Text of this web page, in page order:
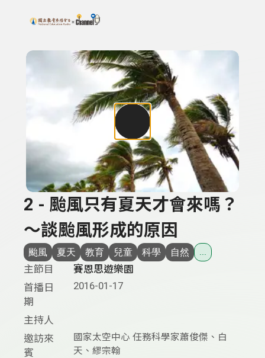
上方功能區塊
搜尋關鍵字：可輸入節目名稱、主持人或關鍵字
2 - 颱風只有夏天才會來嗎？
～談颱風形成的原因
颱風 夏天 教育 兒童 科學 自然
主節目
賽恩思遊樂園
首播日
期
2016-01-17
主持人
邀訪來
賓
國家太空中心 任務科學家蕭俊傑、白
天、繆宗翰